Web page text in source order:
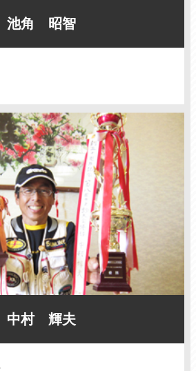
池角 昭智
中村 輝夫